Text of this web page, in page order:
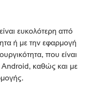
ευκολότερη από
ή με την εφαρμογή
που είναι
καθώς και με